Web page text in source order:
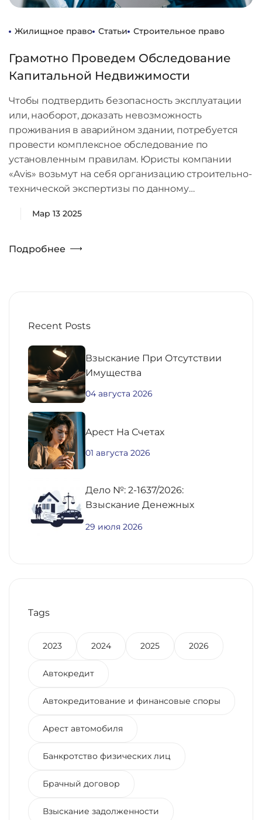
Жилищное право Статьи Строительное право
Грамотно Проведем Обследование
Капитальной Недвижимости
Чтобы подтвердить безопасность эксплуатации
или, наоборот, доказать невозможность
проживания в аварийном здании, потребуется
провести комплексное обследование по
установленным правилам. Юристы компании
«Avis» возьмут на себя организацию строительно-
технической экспертизы по данному…
Мар 13 2025
Подробнее
Recent Posts
Взыскание При Отсутствии
Имущества
04 августа 2026
Aрест На Счетах
01 августа 2026
Дело №: 2-1637/2026:
Взыскание Денежных
29 июля 2026
Tags
2023 2024 2025 2026
Автокредит
Автокредитование и финансовые споры
Арест автомобиля
Банкротство физических лиц
Брачный договор
Взыскание задолженности